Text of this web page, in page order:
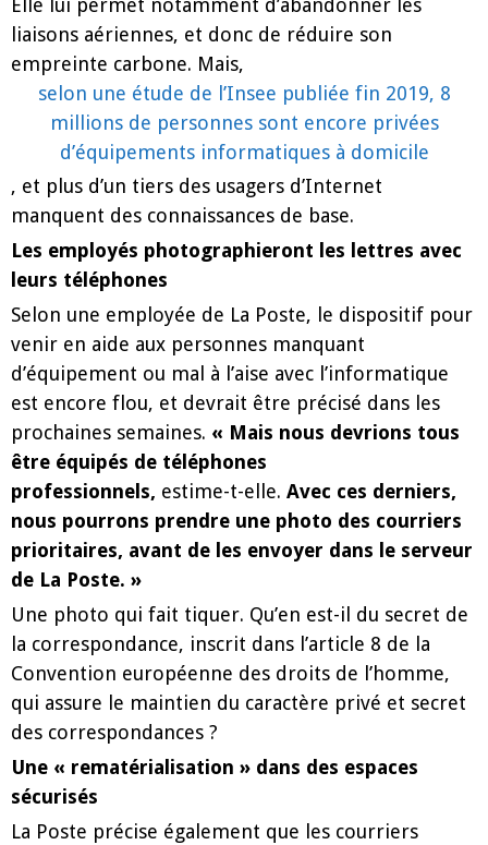
Elle lui permet notamment d’abandonner les
liaisons aériennes, et donc de réduire son
empreinte carbone. Mais,
selon une étude de l’Insee publiée fin 2019, 8
millions de personnes sont encore privées
d’équipements informatiques à domicile
, et plus d’un tiers des usagers d’Internet
manquent des connaissances de base.
Les employés photographieront les lettres avec
leurs téléphones
Selon une employée de La Poste, le dispositif pour
venir en aide aux personnes manquant
d’équipement ou mal à l’aise avec l’informatique
est encore flou, et devrait être précisé dans les
prochaines semaines. « Mais nous devrions tous
être équipés de téléphones
professionnels, estime-t-elle. Avec ces derniers,
nous pourrons prendre une photo des courriers
prioritaires, avant de les envoyer dans le serveur
de La Poste. »
Une photo qui fait tiquer. Qu’en est-il du secret de
la correspondance, inscrit dans l’article 8 de la
Convention européenne des droits de l’homme,
qui assure le maintien du caractère privé et secret
des correspondances ?
Une « rematérialisation » dans des espaces
sécurisés
La Poste précise également que les courriers